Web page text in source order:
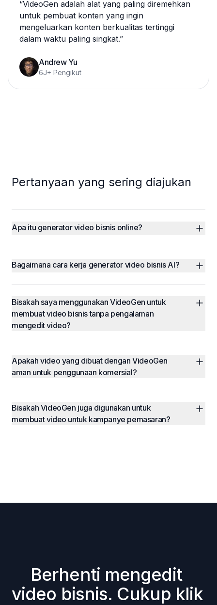
“VideoGen adalah alat yang paling diremehkan
untuk pembuat konten yang ingin
mengeluarkan konten berkualitas tertinggi
dalam waktu paling singkat.”
Andrew Yu
6J+ Pengikut
Pertanyaan yang sering diajukan
Apa itu generator video bisnis online?
Bagaimana cara kerja generator video bisnis AI?
Bisakah saya menggunakan VideoGen untuk
membuat video bisnis tanpa pengalaman
mengedit video?
Apakah video yang dibuat dengan VideoGen
aman untuk penggunaan komersial?
Bisakah VideoGen juga digunakan untuk
membuat video untuk kampanye pemasaran?
Berhenti mengedit
video bisnis. Cukup klik